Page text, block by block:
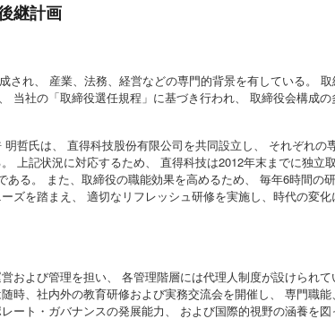
継計画
され、 産業、法務、経営などの専門的背景を有している。
当社の「取締役選任規程」に基づき行われ、 取締役会構成の
哲氏は、 直得科技股份有限公司を共同設立し、 それぞれの
上記状況に対応するため、 直得科技は2012年末までに独立
る。 また、取締役の職能効果を高めるため、 毎年6時間の
ズを踏まえ、 適切なリフレッシュ研修を実施し、時代の変化
および管理を担い、 各管理階層には代理人制度が設けられて
時、社内外の教育研修および実務交流会を開催し、 専門職能
ート・ガバナンスの発展能力、 および国際的視野の涵養を図